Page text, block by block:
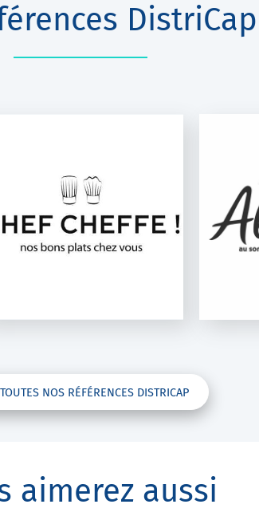
DistriCap
NOS RÉFÉRENCES DISTRICAP
aimerez aussi